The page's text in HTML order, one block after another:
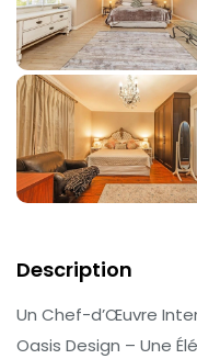
Description
Un Chef-d’Œuvre
Oasis Design – Une